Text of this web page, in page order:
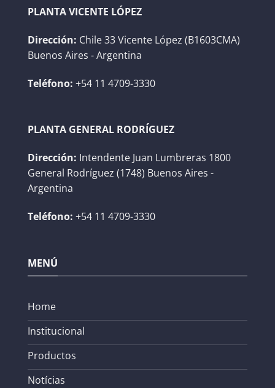
PLANTA VICENTE LÓPEZ
Dirección: Chile 33 Vicente López (B1603CMA)
Buenos Aires - Argentina
Teléfono: +54 11 4709-3330
PLANTA GENERAL RODRÍGUEZ
Dirección: Intendente Juan Lumbreras 1800
General Rodríguez (1748) Buenos Aires -
Argentina
Teléfono: +54 11 4709-3330
MENÚ
Home
Institucional
Productos
Notícias